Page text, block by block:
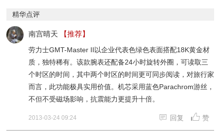
精华点评
南宫晴天 【推荐】
劳力士GMT-Master II以企业代表色绿色表面搭配18K黄金材
质，独特稀有。该款腕表还配备24小时旋转外圈，可读取三
个时区的时间，其中两个时区的时间更可同步阅读，对旅行家
而言，此功能极具实用价值。机芯采用蓝色Parachrom游丝，
不但不受磁场影响，抗震能力更提升十倍。
2013-03-24 09:24 回复 赞